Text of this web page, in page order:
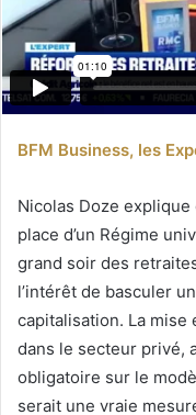
BFM Business, les
Nicolas Doze explique
place d’un Régime
grand soir des
l’intérêt de basculer
capitalisation. La mise
dans le secteur privé,
obligatoire sur le
serait une vraie